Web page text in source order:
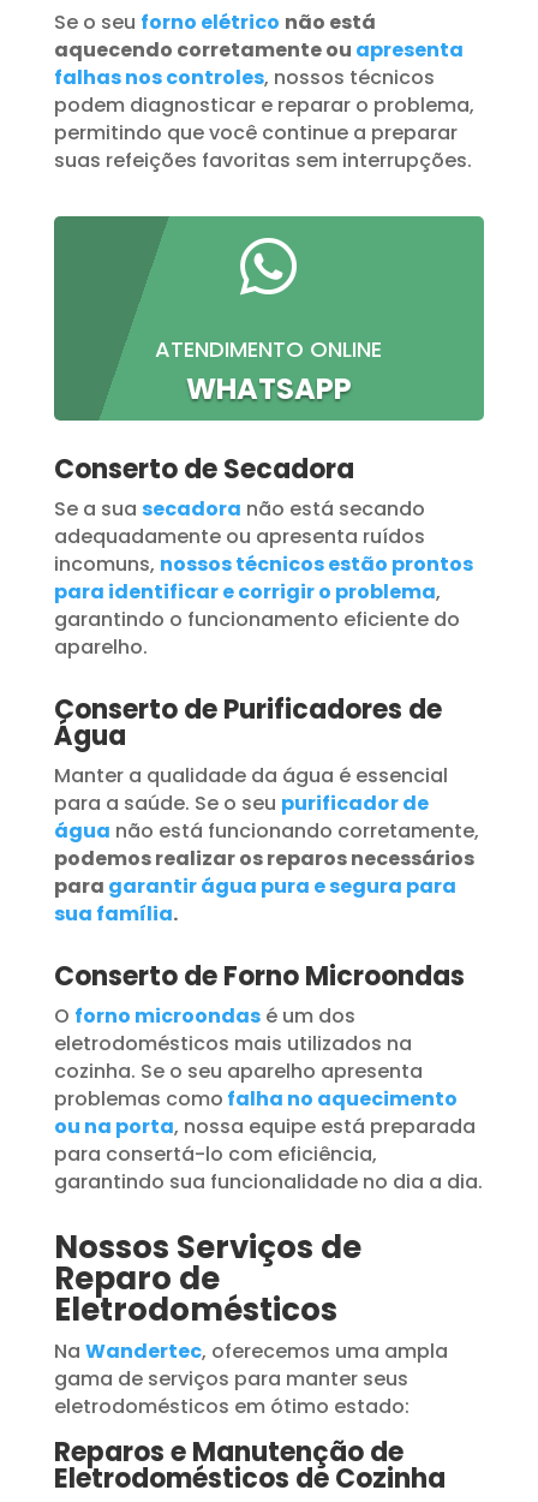
Se o seu forno elétrico não está
aquecendo corretamente ou apresenta
falhas nos controles, nossos técnicos
podem diagnosticar e reparar o problema,
permitindo que você continue a preparar
suas refeições favoritas sem interrupções.

ATENDIMENTO ONLINE
WHATSAPP
Conserto de Secadora
Se a sua secadora não está secando
adequadamente ou apresenta ruídos
incomuns, nossos técnicos estão prontos
para identificar e corrigir o problema,
garantindo o funcionamento eficiente do
aparelho.
Conserto de Purificadores de
Água
Manter a qualidade da água é essencial
para a saúde. Se o seu purificador de
água não está funcionando corretamente,
podemos realizar os reparos necessários
para garantir água pura e segura para
sua família.
Conserto de Forno Microondas
O forno microondasé um dos
eletrodomésticos mais utilizados na
cozinha. Se o seu aparelho apresenta
problemas como falha no aquecimento
ou na porta, nossa equipe está preparada
para consertá-lo com eficiência,
garantindo sua funcionalidade no dia a dia.
Nossos Serviços de
Reparo de
Eletrodomésticos
Na Wandertec, oferecemos uma ampla
gama de serviços para manter seus
eletrodomésticos em ótimo estado:
Reparos e Manutenção de
Eletrodomésticos de Cozinha